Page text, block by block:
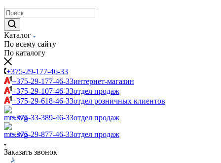
Каталог
По всему сайту
По каталогу
+375-29-177-46-33
+375-29-177-46-33интернет-магазин
+375-29-107-46-33отдел продаж
+375-29-618-46-33отдел розничных клиентов
+375-33-389-46-33отдел продаж
+375-29-877-46-33отдел продаж
Заказать звонок